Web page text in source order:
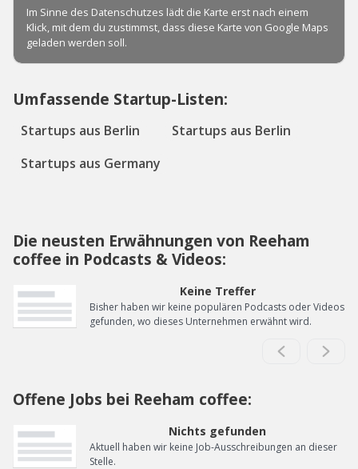
Umfassende Startup-Listen:
Startups aus Berlin
Startups aus Berlin
Startups aus Germany
Die neusten Erwähnungen von Reeham
coffee in Podcasts & Videos:
Keine Treffer
Bisher haben wir keine populären Podcasts oder Videos
gefunden, wo dieses Unternehmen erwähnt wird.
Offene Jobs bei Reeham coffee:
Nichts gefunden
Aktuell haben wir keine Job-Ausschreibungen an dieser
Stelle.